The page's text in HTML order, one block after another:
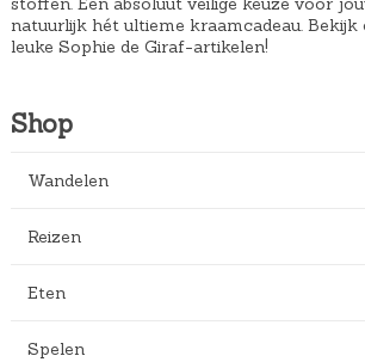
natuurlijk hét ultieme kraamcadeau. Bekijk
leuke Sophie de Giraf-artikelen!
Shop
Wandelen
Reizen
Eten
Spelen